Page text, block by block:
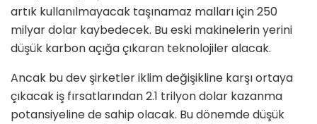
artık kullanılmayacak taşınamaz malları için 250
milyar dolar kaybedecek. Bu eski makinelerin yerini
düşük karbon açığa çıkaran teknolojiler alacak.
Ancak bu dev şirketler iklim değişikline karşı ortaya
çıkacak iş fırsatlarından 2.1 trilyon dolar kazanma
potansiyeline de sahip olacak. Bu dönemde düşük